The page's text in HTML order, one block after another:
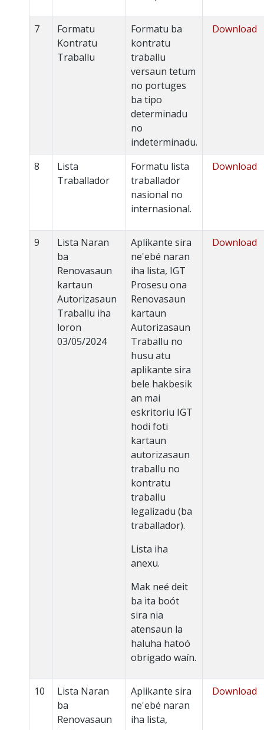
7
Formatu
Kontratu
Traballu
Formatu ba
kontratu
traballu
versaun tetum
no portuges
ba tipo
determinadu
no
indeterminadu.
Download
8
Lista
Traballador
Formatu lista
traballador
nasional no
internasional.
Download
9
Lista Naran
ba
Renovasaun
kartaun
Autorizasaun
Traballu iha
loron
03/05/2024
Aplikante sira
ne'ebé naran
iha lista, IGT
Prosesu ona
Renovasaun
kartaun
Autorizasaun
Traballu no
husu atu
aplikante sira
bele hakbesik
an mai
eskritoriu IGT
hodi foti
kartaun
autorizasaun
traballu no
kontratu
traballu
legalizadu (ba
traballador).
Lista iha
anexu.
Mak neé deit
ba ita boót
sira nia
atensaun la
haluha hatoó
obrigado waín.
Download
10
Lista Naran
ba
Renovasaun
Aplikante sira
ne'ebé naran
iha lista,
Download